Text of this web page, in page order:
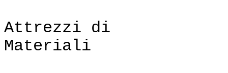
Materiali